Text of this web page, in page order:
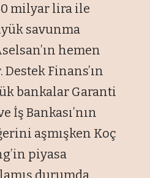
milyar lira ile
savunma
hemen
Finans’ın
bankalar Garanti
İş Bankası’nın
aşmışken Koç
piyasa
durumda.